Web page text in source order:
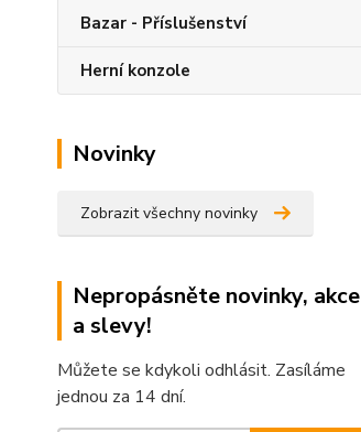
Bazar - Příslušenství
Herní konzole
Novinky
Zobrazit všechny novinky
Nepropásněte novinky, akce
a slevy!
Můžete se kdykoli odhlásit. Zasíláme
jednou za 14 dní.